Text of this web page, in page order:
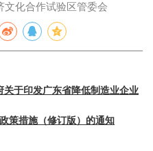
文化合作试验区管委会
关于印发广东省降低制造业企业
策措施（修订版）的通知